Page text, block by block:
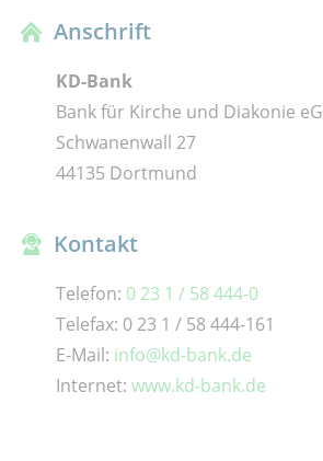
Anschrift
KD-Bank
Bank für Kirche und Diakonie eG
Schwanenwall 27
44135 Dortmund
Kontakt
Telefon: 0 23 1 / 58 444-0
Telefax: 0 23 1 / 58 444-161
E-Mail: info@kd-bank.de
Internet: www.kd-bank.de